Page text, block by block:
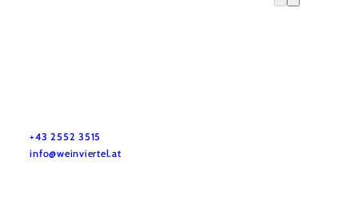
+43 2552 3515
info@weinviertel.at